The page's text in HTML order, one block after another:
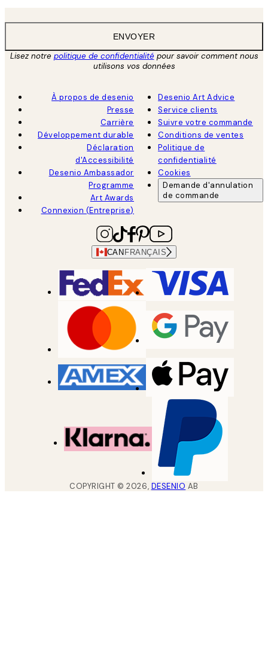
ENVOYER
Lisez notre politique de confidentialitépour savoir comment nous
utilisons vos données
À propos de desenio
Presse
Carrière
Développement durable
Déclaration
d'Accessibilité
Desenio Ambassador
Programme
Art Awards
Connexion (Entreprise)
Desenio Art Advice
Service clients
Suivre votre commande
Conditions de ventes
Politique de
confidentialité
Cookies
Demande d'annulation
de commande
CAN FRANÇAIS
COPYRIGHT ©2026, DESENIO AB